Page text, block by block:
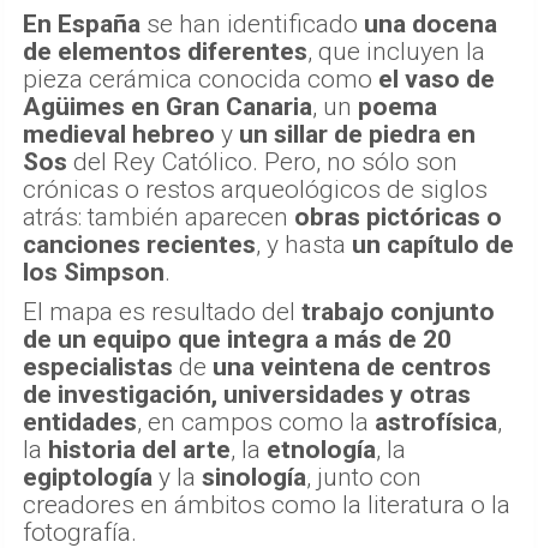
En España se han identificado una docena
de elementos diferentes, que incluyen la
pieza cerámica conocida como el vaso de
Agüimes en Gran Canaria, un poema
medieval hebreo y un sillar de piedra en
Sos del Rey Católico. Pero, no sólo son
crónicas o restos arqueológicos de siglos
atrás: también aparecen obras pictóricas o
canciones recientes, y hasta un capítulo de
los Simpson.
El mapa es resultado del trabajo conjunto
de un equipo que integra a más de 20
especialistas de una veintena de centros
de investigación, universidades y otras
entidades, en campos como la astrofísica,
la historia del arte, la etnología, la
egiptología y la sinología, junto con
creadores en ámbitos como la literatura o la
fotografía.